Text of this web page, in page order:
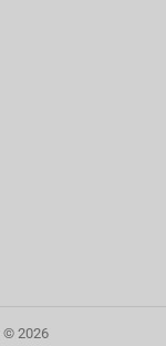
© 2026